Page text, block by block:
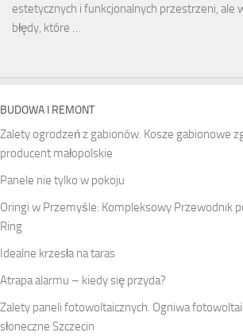
estetycznych i funkcjonalnych przestrzeni, ale
błędy, które …
BUDOWA I REMONT
Zalety ogrodzeń z gabionów. Kosze gabionowe
producent małopolskie
Panele nie tylko w pokoju
Oringi w Przemyśle: Kompleksowy Przewodnik
Ring
Idealne krzesła na taras
Atrapa alarmu – kiedy się przyda?
Zalety paneli fotowoltaicznych. Ogniwa
słoneczne Szczecin